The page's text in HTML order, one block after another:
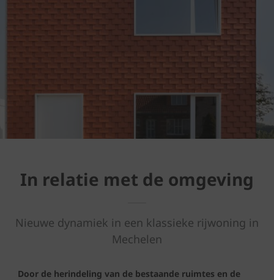
In relatie met de omgeving
Nieuwe dynamiek in een klassieke rijwoning in
Mechelen
Door de herindeling van de bestaande ruimtes en de